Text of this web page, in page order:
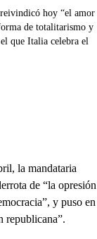
hoy “el amor
de totalitarismo y
que Italia celebra el
la mandataria
de “la opresión
y puso en
republicana”.